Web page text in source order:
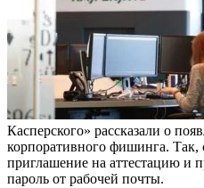
Касперского» рассказали о
корпоративного фишинга.
приглашение на аттестацию и
пароль от рабочей почты.